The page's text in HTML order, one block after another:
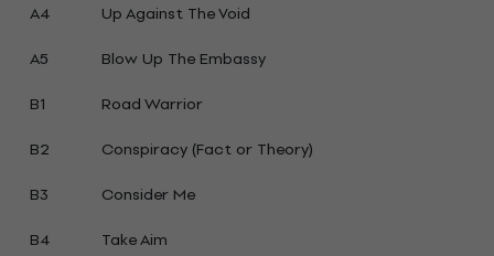
A4
Up Against The Void
A5
Blow Up The Embassy
B1
Road Warrior
B2
Conspiracy (Fact or Theory)
B3
Consider Me
B4
Take Aim